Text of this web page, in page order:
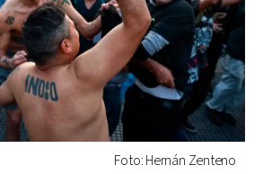
Foto: Hernán Zenteno